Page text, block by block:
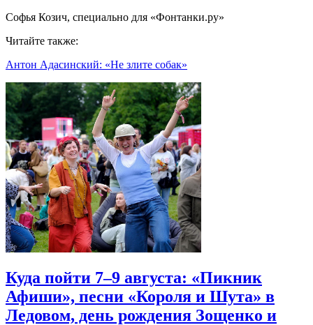
Софья Козич, специально для «Фонтанки.ру»
Читайте также:
Антон Адасинский: «Не злите собак»
Куда пойти 7–9 августа: «Пикник
Афиши», песни «Короля и Шута» в
Ледовом, день рождения Зощенко и